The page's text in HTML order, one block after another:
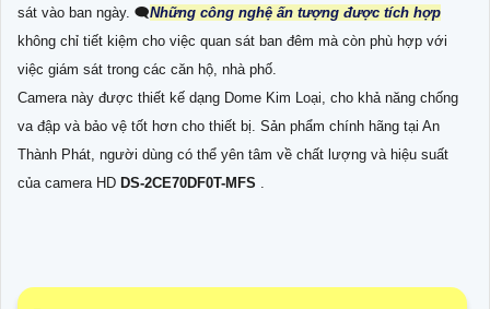
sát vào ban ngày. 🗨️Những công nghệ ấn tượng được tích hợp
không chỉ tiết kiệm cho việc quan sát ban đêm mà còn phù hợp với
việc giám sát trong các căn hộ, nhà phố.
Camera này được thiết kế dạng Dome Kim Loại, cho khả năng chống
va đập và bảo vệ tốt hơn cho thiết bị. Sản phẩm chính hãng tại An
Thành Phát, người dùng có thể yên tâm về chất lượng và hiệu suất
của camera HD DS-2CE70DF0T-MFS